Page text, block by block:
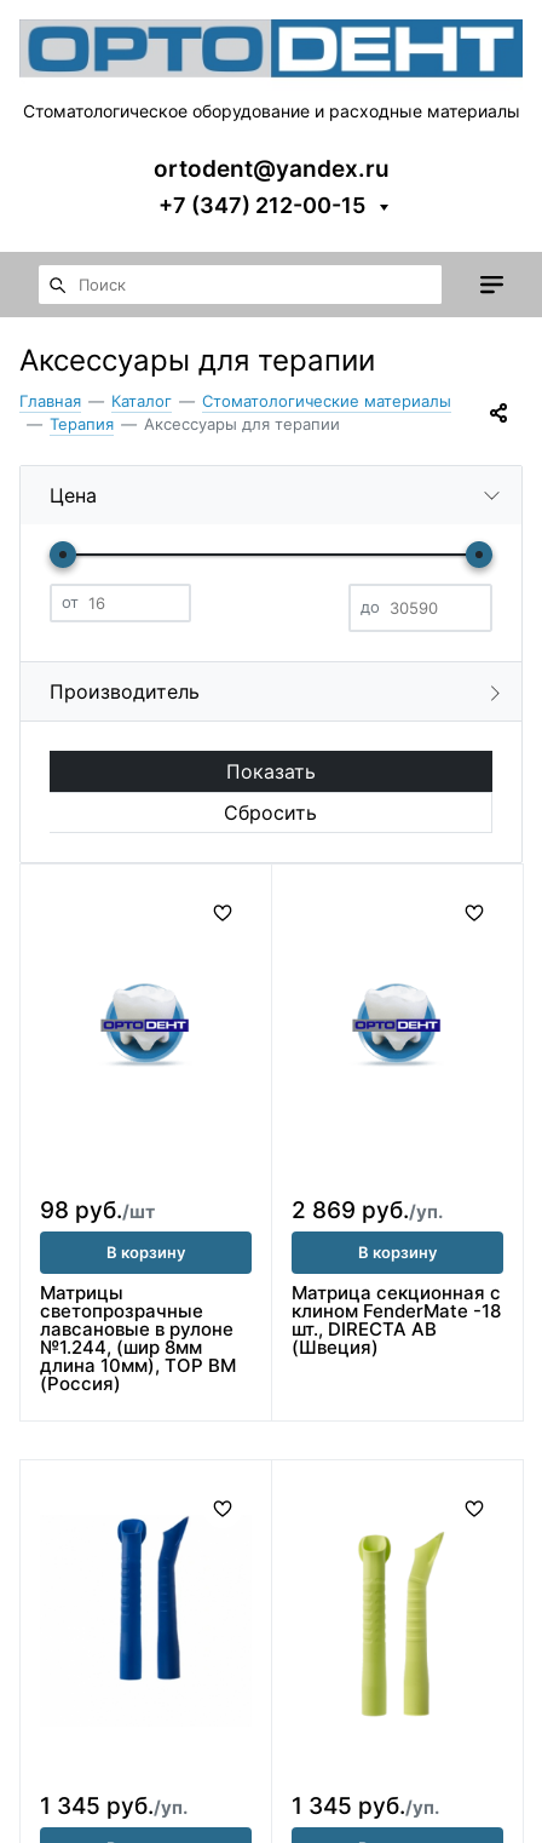
Стоматологическое оборудование и расходные материалы
ortodent@yandex.ru
+7 (347) 212-00-15
Аксессуары для терапии
Главная — Каталог — Стоматологические материалы
— Терапия — Аксессуары для терапии
Цена
от до
Производитель
98 руб./шт
В корзину
Матрицы
светопрозрачные
лавсановые в рулоне
№1.244, (шир 8мм
длина 10мм), ТОР ВМ
(Россия)
2 869 руб./уп.
В корзину
Матрица секционная с
клином FenderMate -18
шт., DIRECTA AB
(Швеция)
1 345 руб./уп. 1 345 руб./уп.